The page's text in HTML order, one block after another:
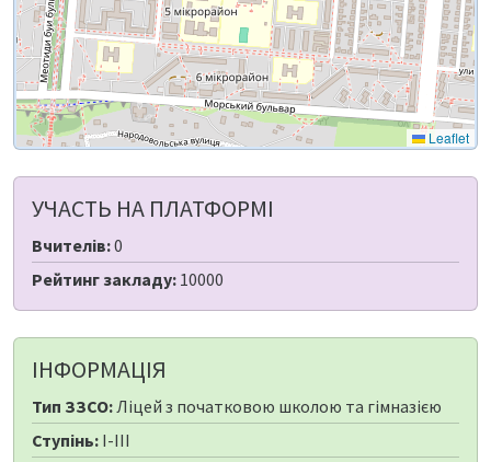
Leaflet
УЧАСТЬ НА ПЛАТФОРМІ
Вчителів:0
Рейтинг закладу: 10000
ІНФОРМАЦІЯ
Тип ЗЗСО:Ліцей з початковою школою та гімназією
Ступінь: I-III